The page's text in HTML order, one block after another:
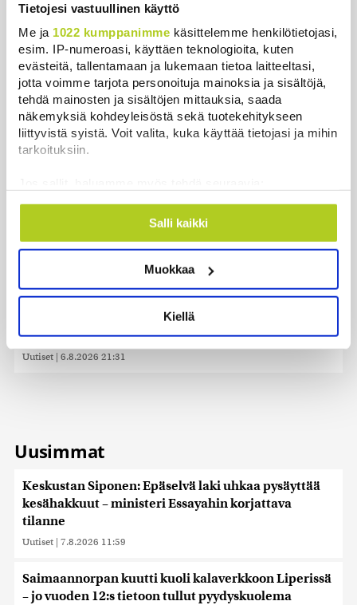
Tietojesi vastuullinen käyttö
Me ja 1022 kumppanimme käsittelemme henkilötietojasi,
esim. IP-numeroasi, käyttäen teknologioita, kuten
evästeitä, tallentamaan ja lukemaan tietoa laitteeltasi,
jotta voimme tarjota personoituja mainoksia ja sisältöjä,
tehdä mainosten ja sisältöjen mittauksia, saada
näkemyksiä kohdeyleisöstä sekä tuotekehitykseen
liittyvistä syistä. Voit valita, kuka käyttää tietojasi ja mihin
tarkoituksiin.
Kerätä tietoja maantieteellisestä sijainnistasi,
mahdollisesti muutaman metrin tarkkuudella
ominaispiirteitä aktiivisesti (sormenjäljen
Lue lisää siitä, miten henkilötietojasi käsitellään ja miten
suostumustasi tai peruuttaa sen milloin vain
evästeilmoituksessa.
sivustoamme. Kumppanimme voivat yhdistää näitä
kerätty, kun olet käyttänyt heidän palvelujaan. Tietoja
saatetaan myös siirtää ulkomaille.
Salli kaikki
Muokkaa
Kiellä
Kuin kauhuelokuvasta – Oletko
kuullut Etelämantereen
Veriputouksesta?
Uutiset | 5.8.2026 23:00
Reuters: FBI aloitti yhteistyön Kiinan
ja Venäjän kanssa, kriitikot
huolissaan – ”Loistava peiterooli”
Khamenein kanssa viestiminen on
vaikeaa, sanoo Iranin presidentti
Uutiset | 6.8.2026 0:58
natseille mitalin ja kohotti kätensä
Hitler-tervehdykseen – Miksi
ihmeessä?
Uutiset | 6.8.2026 21:31
Uusimmat
Keskustan Siponen: Epäselvä laki uhkaa pysäyttää
kesähakkuut – ministeri Essayahin korjattava
tilanne
Uutiset | 7.8.2026 11:59
Saimaannorpan kuutti kuoli kalaverkkoon Liperissä
– jo vuoden 12:s tietoon tullut pyydyskuolema